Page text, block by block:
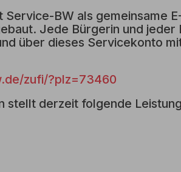
BW als gemeinsame
Jede Bürgerin und
über dieses Servicekonto
zufi/?plz=73460
stellt derzeit folgende